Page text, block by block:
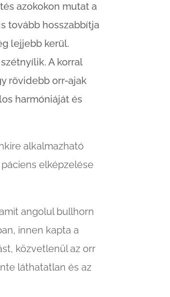
azokokon mutat a
tovább hosszabbítja
lejjebb kerül.
A korral
rövidebb orr-ajak
harmóniáját és
alkalmazható
elképzelése
angolul bullhorn
innen kapta a
közvetlenül az orr
láthatatlan és az